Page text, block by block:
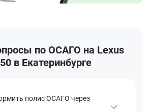
по ОСАГО на Lexus
в Екатеринбурге
полис ОСАГО через